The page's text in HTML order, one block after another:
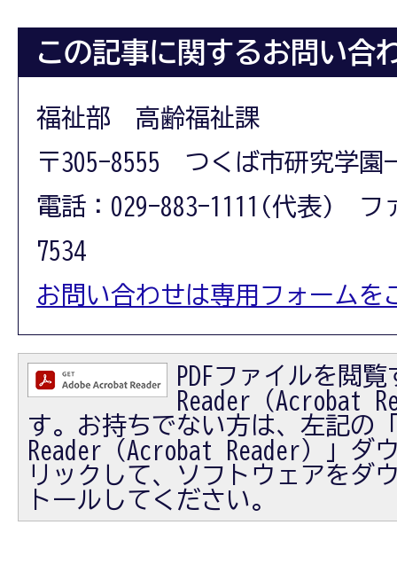
この記事に関するお問い合
福祉部 高齢福祉課
〒305-8555 つくば市研究学園
電話：029-883-1111(代表) フ
7534
お問い合わせは専用フォームを
PDFファイルを閲
Reader（Acrobat
す。お持ちでない方は、左記の
Reader（Acrobat Reader）」ダ
リックして、ソフトウェアをダ
トールしてください。